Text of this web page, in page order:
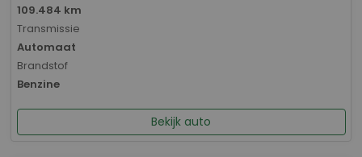
109.484 km
Transmissie
Automaat
Brandstof
Benzine
Bekijk auto